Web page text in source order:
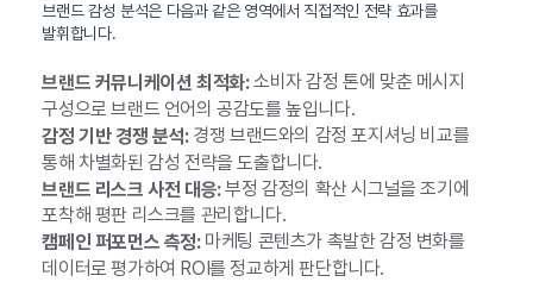
브랜드 감성 분석은 다음과 같은 영역에서 직접적인 전략 효과를
발휘합니다.
브랜드 커뮤니케이션 최적화:소비자 감정 톤에 맞춘 메시지
구성으로 브랜드 언어의 공감도를 높입니다.
감정 기반 경쟁 분석:경쟁 브랜드와의 감정 포지셔닝 비교를
통해 차별화된 감성 전략을 도출합니다.
브랜드 리스크 사전 대응:부정 감정의 확산 시그널을 조기에
포착해 평판 리스크를 관리합니다.
캠페인 퍼포먼스 측정:마케팅 콘텐츠가 촉발한 감정 변화를
데이터로 평가하여 ROI를 정교하게 판단합니다.